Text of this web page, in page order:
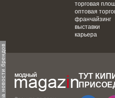
торговая
оптовая
франчайзинг
выставки
карьера
ТУТ